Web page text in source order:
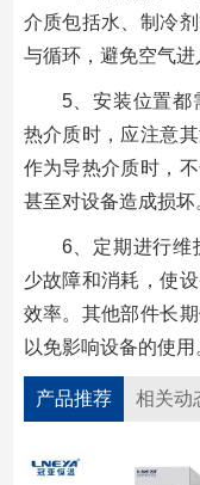
介质包括水、制冷
与循环，避免空气进
5、安装位置都
热介质时，应注意
作为导热介质时，
甚至对设备造成损坏
6、定期进行维
少故障和消耗，使
效率。其他部件长
以免影响设备的使用
产品推荐 相关动